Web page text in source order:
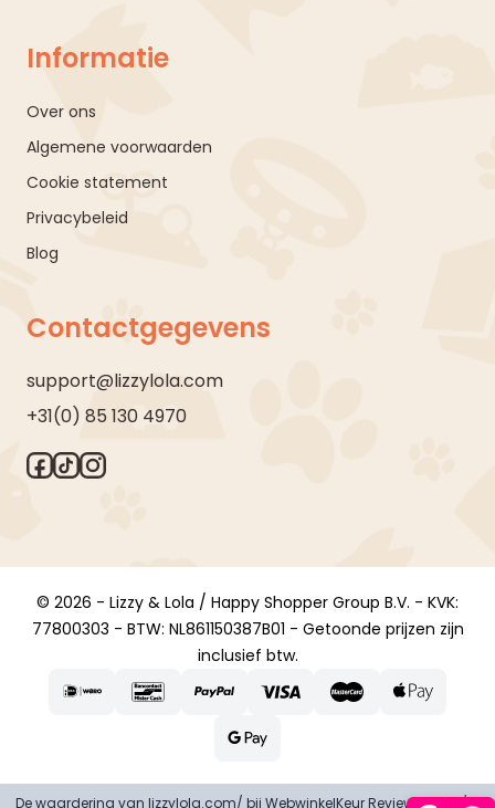
Informatie
Over ons
Algemene voorwaarden
Cookie statement
Privacybeleid
Blog
Contactgegevens
support@lizzylola.com
+31(0) 85 130 4970
© 2026 - Lizzy & Lola / Happy Shopper Group B.V. - KVK:
77800303 - BTW: NL861150387B01 - Getoonde prijzen zijn
inclusief btw.
De waardering van lizzylola.com/ bij WebwinkelKeur Reviewsis 8.9/10